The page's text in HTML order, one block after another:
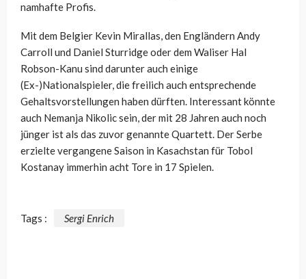
namhafte Profis.
Mit dem Belgier Kevin Mirallas, den Engländern Andy
Carroll und Daniel Sturridge oder dem Waliser Hal
Robson-Kanu sind darunter auch einige
(Ex-)Nationalspieler, die freilich auch entsprechende
Gehaltsvorstellungen haben dürften. Interessant könnte
auch Nemanja Nikolic sein, der mit 28 Jahren auch noch
jünger ist als das zuvor genannte Quartett. Der Serbe
erzielte vergangene Saison in Kasachstan für Tobol
Kostanay immerhin acht Tore in 17 Spielen.
Tags : Sergi Enrich